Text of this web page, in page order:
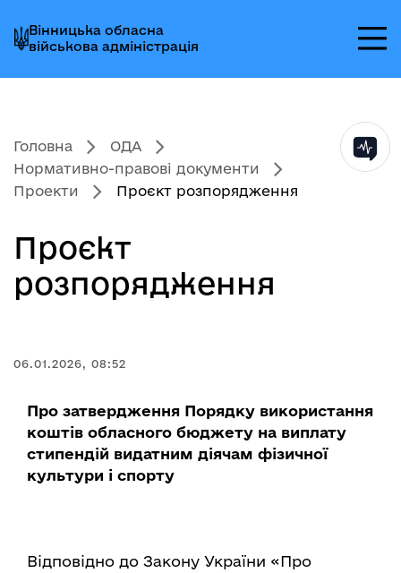
до
головного
меню
до
головного
вмісту
до
головного
колонтитула
Вінницька обласна
військова адміністрація
Головна
ОДА
Нормативно-правові документи
Проекти
Проєкт розпорядження
Проєкт
розпорядження
06.01.2026, 08:52
Про затвердження Порядку використання
коштів обласного бюджету на виплату
стипендій видатним діячам фізичної
культури і спорту
Відповідно до Закону України «Про